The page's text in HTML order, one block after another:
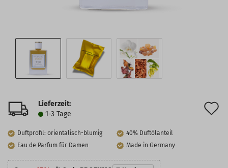
Lieferzeit:
1-3 Tage
Duftprofil: orientalisch-blumig
40% Duftölanteil
Eau de Parfum für Damen
Made in Germany